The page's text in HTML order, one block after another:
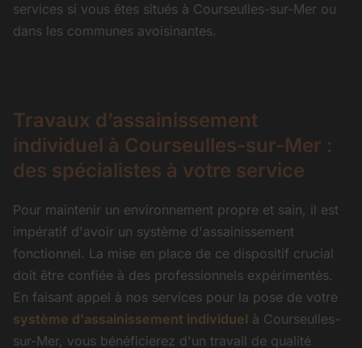
services si vous êtes situés à Courseulles-sur-Mer ou
dans les communes avoisinantes.
Travaux d’assainissement
individuel à Courseulles-sur-Mer :
des spécialistes à votre service
Pour maintenir un environnement propre et sain, il est
impératif d'avoir un système d'assainissement
fonctionnel. La mise en place de ce dispositif crucial
doit être confiée à des professionnels expérimentés.
En faisant appel à nos services pour la pose de votre
système d'assainissement individuel à Courseulles-
sur-Mer, vous bénéficierez d'un travail de qualité